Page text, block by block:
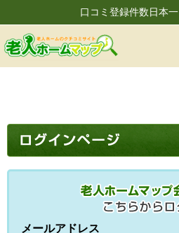
口コミ登録件数日本一
メールアドレス